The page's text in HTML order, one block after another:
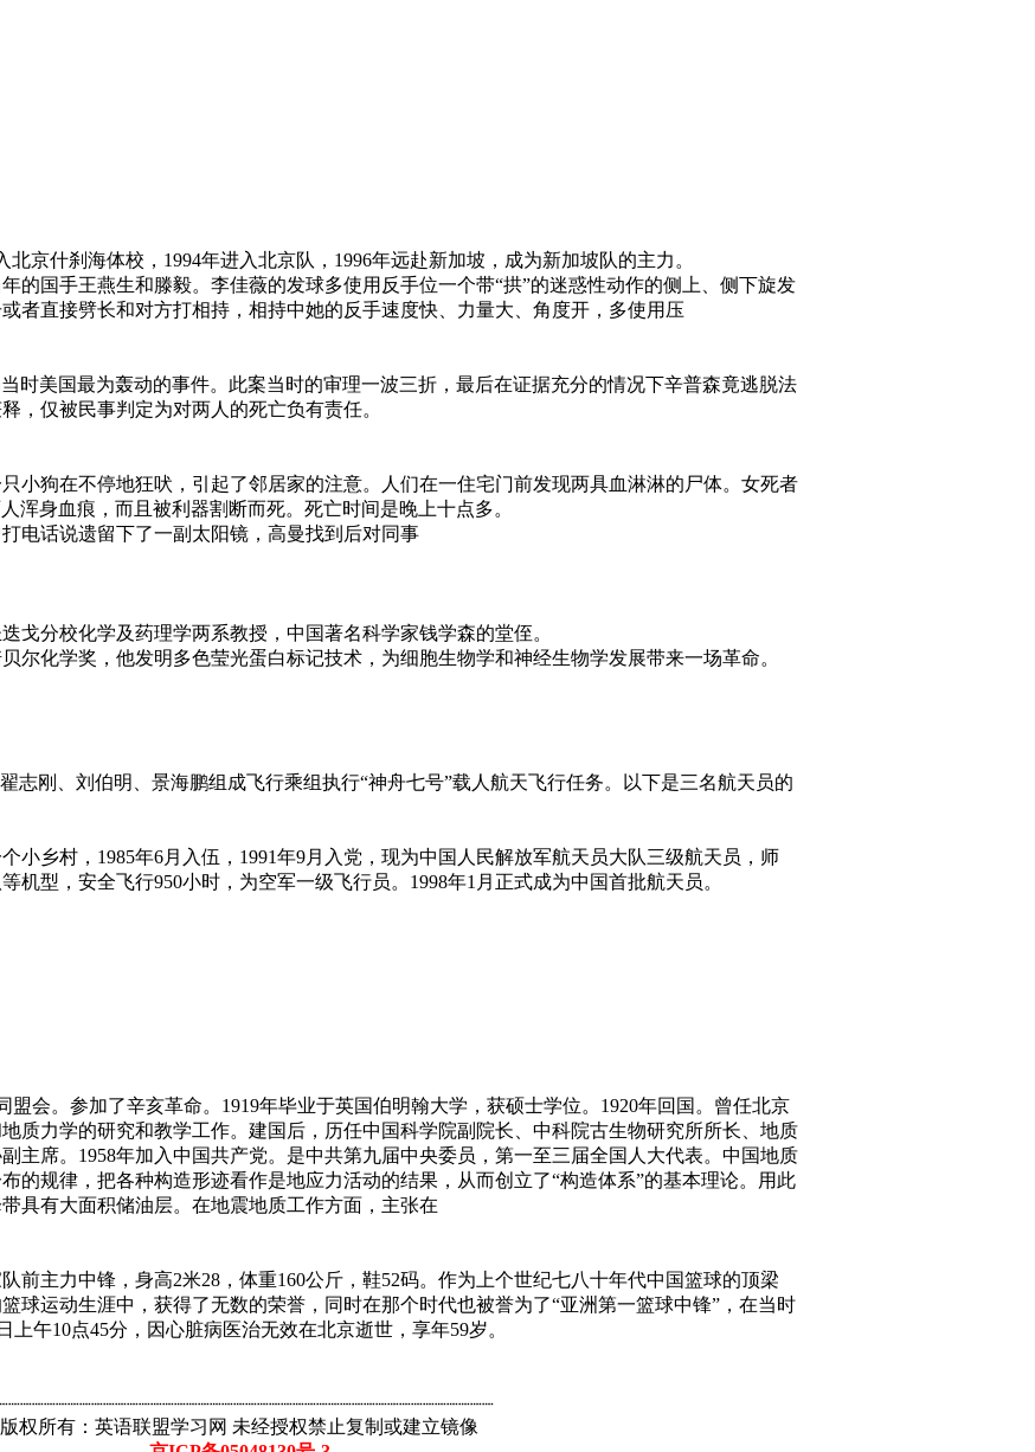
京什刹海体校，1994年进入北京队，1996年远赴新加坡，成为新加坡队的主力。
国手王燕生和滕毅。李佳薇的发球多使用反手位一个带“拱”的迷惑性动作的侧上、侧下旋发
者直接劈长和对方打相持，相持中她的反手速度快、力量大、角度开，多使用压
美国最为轰动的事件。此案当时的审理一波三折，最后在证据充分的情况下辛普森竟逃脱法
，仅被民事判定为对两人的死亡负有责任。
狗在不停地狂吠，引起了邻居家的注意。人们在一住宅门前发现两具血淋淋的尸体。女死者
浑身血痕，而且被利器割断而死。死亡时间是晚上十点多。
话说遗留下了一副太阳镜，高曼找到后对同事
分校化学及药理学两系教授，中国著名科学家钱学森的堂侄。
化学奖，他发明多色莹光蛋白标记技术，为细胞生物学和神经生物学发展带来一场革命。
志刚、刘伯明、景海鹏组成飞行乘组执行“神舟七号”载人航天飞行任务。以下是三名航天员的
乡村，1985年6月入伍，1991年9月入党，现为中国人民解放军航天员大队三级航天员，师
型，安全飞行950小时，为空军一级飞行员。1998年1月正式成为中国首批航天员。
会。参加了辛亥革命。1919年毕业于英国伯明翰大学，获硕士学位。1920年回国。曾任北京
质力学的研究和教学工作。建国后，历任中国科学院副院长、中科院古生物研究所所长、地质
主席。1958年加入中国共产党。是中共第九届中央委员，第一至三届全国人大代表。中国地质
的规律，把各种构造形迹看作是地应力活动的结果，从而创立了“构造体系”的基本理论。用此
具有大面积储油层。在地震地质工作方面，主张在
主力中锋，身高2米28，体重160公斤，鞋52码。作为上个世纪七八十年代中国篮球的顶梁
球运动生涯中，获得了无数的荣誉，同时在那个时代也被誉为了“亚洲第一篮球中锋”，在当时
午10点45分，因心脏病医治无效在北京逝世，享年59岁。
版权所有：英语联盟学习网 未经授权禁止复制或建立镜像